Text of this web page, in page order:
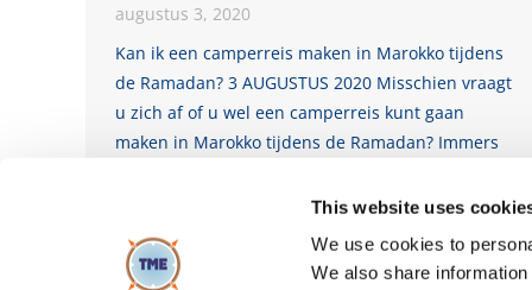
This website uses
We use cookies to
We also share
augustus 3, 2020
Kan ik een camperreis maken in Marokko tijdens
de Ramadan? 3 AUGUSTUS 2020 Misschien vraagt
u zich af of u wel een camperreis kunt gaan
maken in Marokko tijdens de Ramadan? Immers
niet door laten gaan. Wij vertellen u graag een
paar zaken die handig zijn om te…